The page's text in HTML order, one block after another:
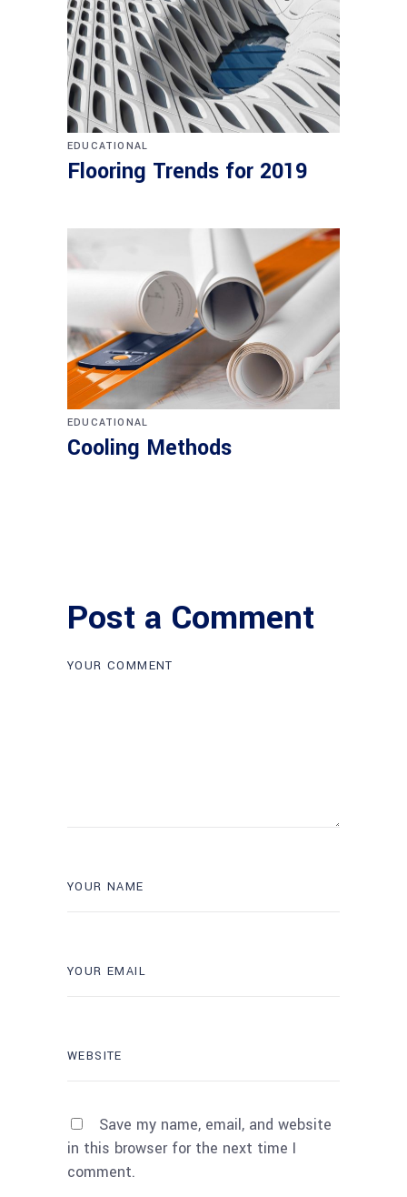
EDUCATIONAL
Flooring Trends for 2019
EDUCATIONAL
Cooling Methods
Post a Comment
Save my name, email, and website
in this browser for the next time I
comment.